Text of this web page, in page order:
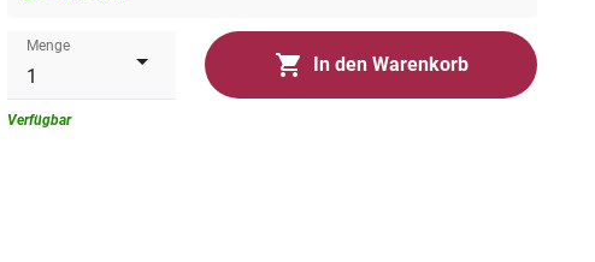
Menge
In den Warenkorb
Verfügbar